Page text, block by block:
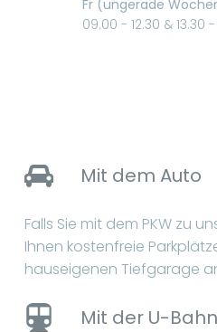
Fr (ungerade
09.00 - 12.30 & 13.30
Mit dem Auto
Falls Sie mit dem PKW zu
Ihnen kostenfreie
hauseigenen Tiefgarage
Mit der U-Bahn